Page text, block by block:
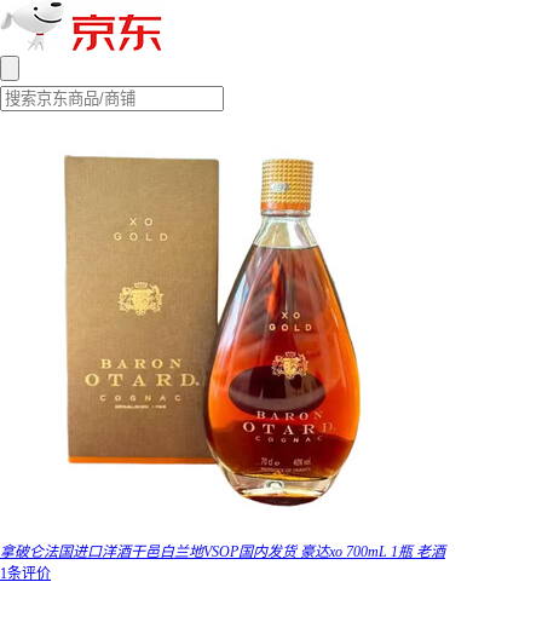
拿破仑法国进口洋酒干邑白兰地VSOP国内发货 豪达xo 700mL 1瓶 老酒
1条评价